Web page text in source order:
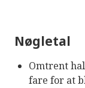
Nøgletal
Omtrent
fare for at